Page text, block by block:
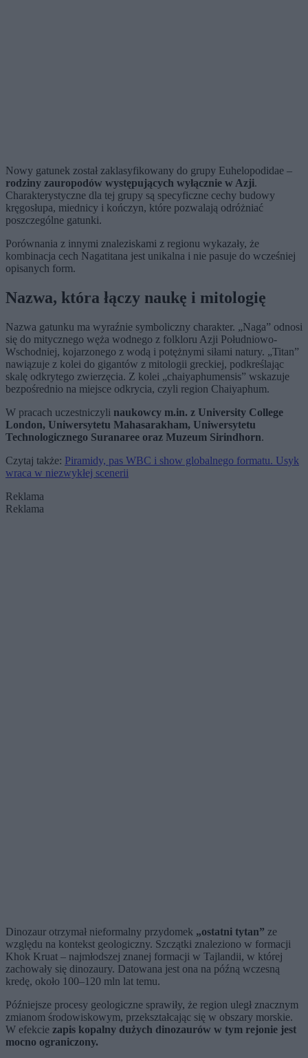
Nowy gatunek został zaklasyfikowany do grupy Euhelopodidae –
rodziny zauropodów występujących wyłącznie w Azji.
Charakterystyczne dla tej grupy są specyficzne cechy budowy
kręgosłupa, miednicy i kończyn, które pozwalają odróżniać
poszczególne gatunki.
Porównania z innymi znaleziskami z regionu wykazały, że
kombinacja cech Nagatitana jest unikalna i nie pasuje do wcześniej
opisanych form.
Nazwa, która łączy naukę i mitologię
Nazwa gatunku ma wyraźnie symboliczny charakter. „Naga” odnosi
się do mitycznego węża wodnego z folkloru Azji Południowo-
Wschodniej, kojarzonego z wodą i potężnymi siłami natury. „Titan”
nawiązuje z kolei do gigantów z mitologii greckiej, podkreślając
skalę odkrytego zwierzęcia. Z kolei „chaiyaphumensis” wskazuje
bezpośrednio na miejsce odkrycia, czyli region Chaiyaphum.
W pracach uczestniczyli naukowcy m.in. z University College
London, Uniwersytetu Mahasarakham, Uniwersytetu
Technologicznego Suranaree oraz Muzeum Sirindhorn.
Czytaj także: Piramidy, pas WBC i show globalnego formatu. Usyk
wraca w niezwykłej scenerii
Reklama
Reklama
Dinozaur otrzymał nieformalny przydomek „ostatni tytan” ze
względu na kontekst geologiczny. Szczątki znaleziono w formacji
Khok Kruat – najmłodszej znanej formacji w Tajlandii, w której
zachowały się dinozaury. Datowana jest ona na późną wczesną
kredę, około 100–120 mln lat temu.
Późniejsze procesy geologiczne sprawiły, że region uległ znacznym
zmianom środowiskowym, przekształcając się w obszary morskie.
W efekcie zapis kopalny dużych dinozaurów w tym rejonie jest
mocno ograniczony.